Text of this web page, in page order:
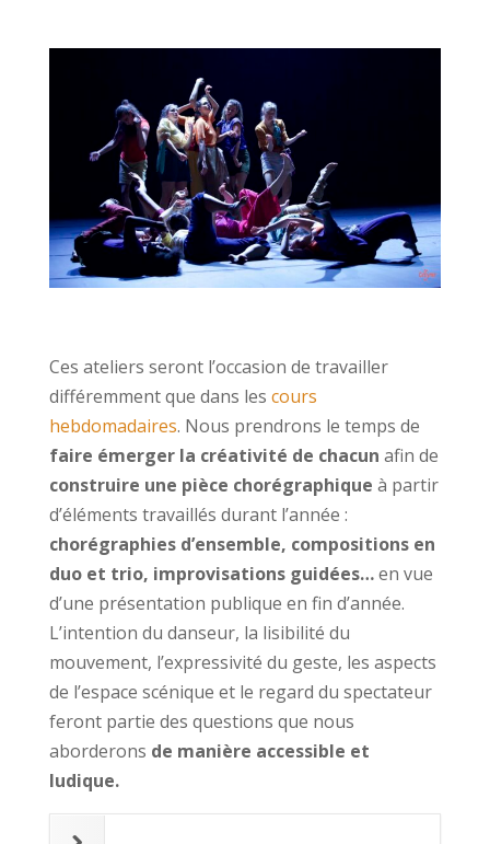
Ces ateliers seront l’occasion de travailler
différemment que dans les cours
hebdomadaires. Nous prendrons le temps de
faire émerger la créativité de chacun afin de
construire une pièce chorégraphique à partir
d’éléments travaillés durant l’année :
chorégraphies d’ensemble, compositions en
duo et trio, improvisations guidées…en vue
d’une présentation publique en fin d’année.
L’intention du danseur, la lisibilité du
mouvement, l’expressivité du geste, les aspects
de l’espace scénique et le regard du spectateur
feront partie des questions que nous
aborderons de manière accessible et
ludique.